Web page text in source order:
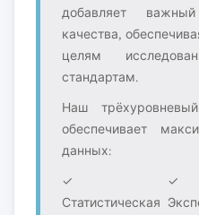
добавляет
качества,
целям
стандартам.
Наш
обеспечивает
данных:
✓
Статистическая
✓